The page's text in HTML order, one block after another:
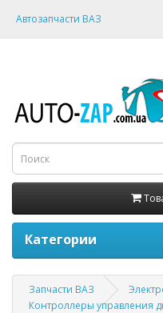
Автозапчасти ВАЗ
Категории
Запчасти ВАЗ
Контроллеры управления